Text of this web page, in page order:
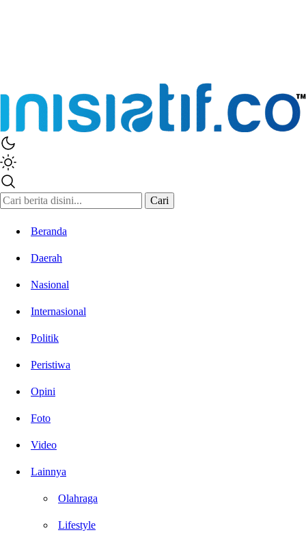
Cari
Beranda
Daerah
Nasional
Internasional
Politik
Peristiwa
Opini
Foto
Video
Lainnya
Olahraga
Lifestyle